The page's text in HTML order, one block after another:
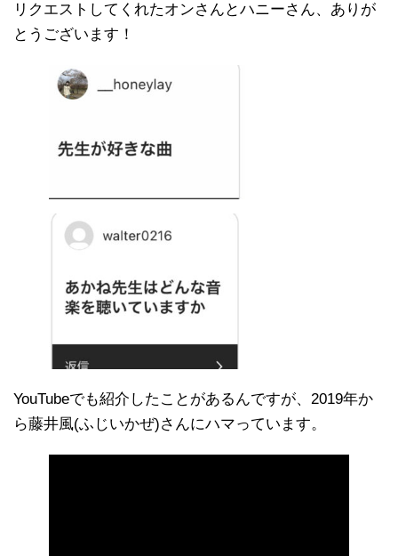
リクエストしてくれたオンさんとハニーさん、ありが
とうございます！
YouTubeでも紹介したことがあるんですが、2019年か
ら藤井風(ふじいかぜ)さんにハマっています。